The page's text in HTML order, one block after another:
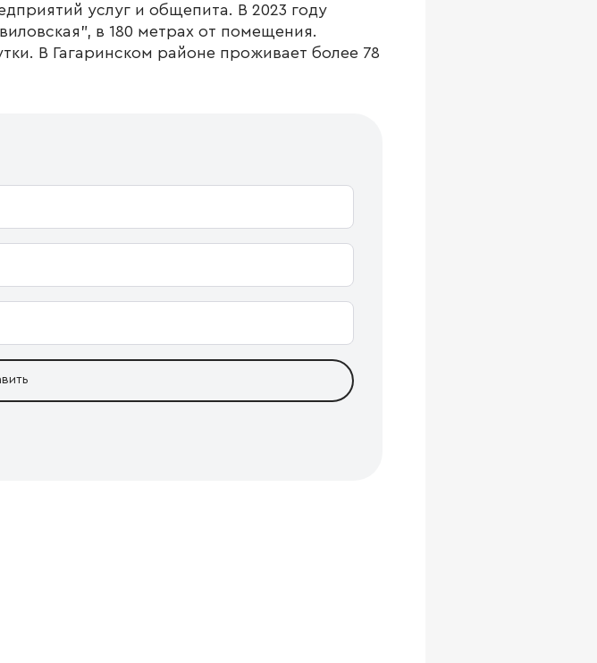
услуг и общепита. В 2023 году
в 180 метрах от помещения.
В Гагаринском районе проживает более 78